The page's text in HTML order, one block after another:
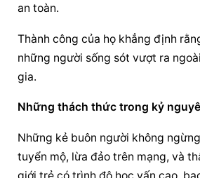
an toàn.
Thành công của họ khẳng định
những người sống sót vượt ra
gia.
Những thách thức trong kỷ
Những kẻ buôn người không
tuyển mộ, lừa đảo trên mạng, và